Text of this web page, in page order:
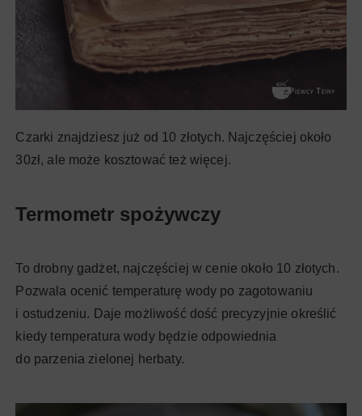
Czarki znajdziesz już od 10 złotych. Najczęściej około
30zł, ale może kosztować też więcej.
Termometr spożywczy
To drobny gadżet, najczęściej w cenie około 10 złotych.
Pozwala ocenić temperaturę wody po zagotowaniu
i ostudzeniu. Daje możliwość dość precyzyjnie określić
kiedy temperatura wody będzie odpowiednia
do parzenia zielonej herbaty.